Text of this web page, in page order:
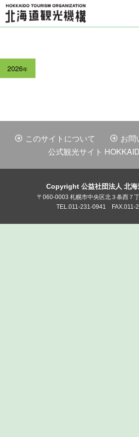
2026年
このサイトについて お問
公式観光サイト
Copyright 公益社団法人 北海
〒060-0003 札幌市中央区北３条西７
TEL.011-231-0941 FAX.011-